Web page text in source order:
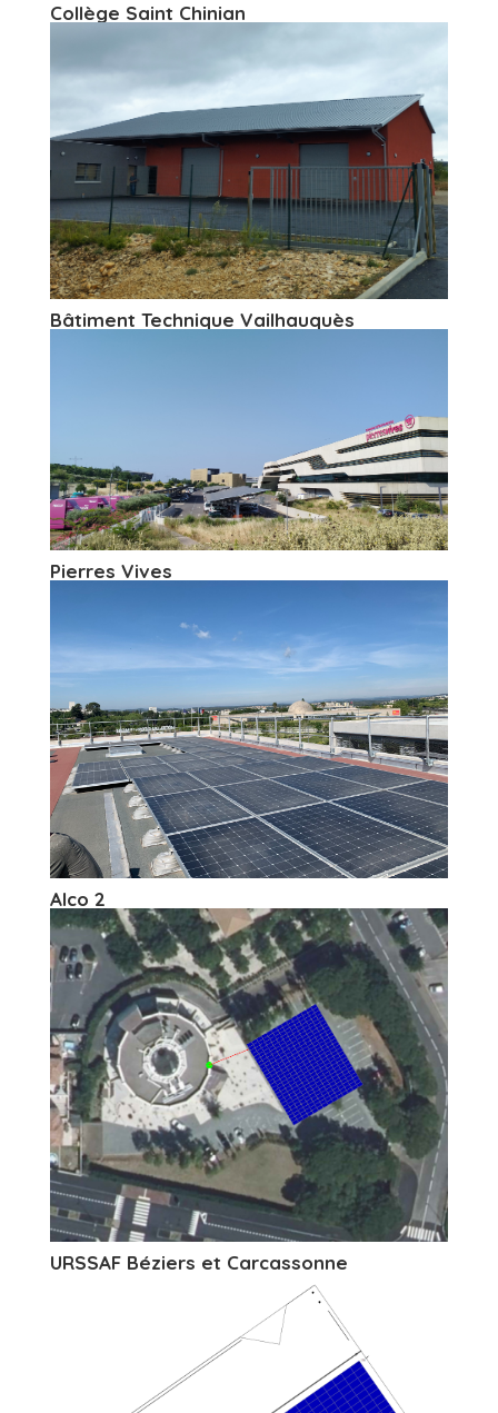
Collège Saint Chinian
Bâtiment Technique Vailhauquès
Pierres Vives
Alco 2
URSSAF Béziers et Carcassonne